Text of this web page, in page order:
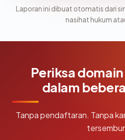
Laporan ini dibuat otomatis dari
nasihat hukum
Periksa
dalam
Tanpa pendaftaran. Tanpa